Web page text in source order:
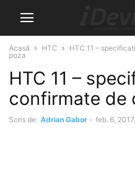
Acasă HTC
HTC 11 –
poza
HTC 11 –
confirmate de
Scris de: Adrian Gabor - feb. 6,